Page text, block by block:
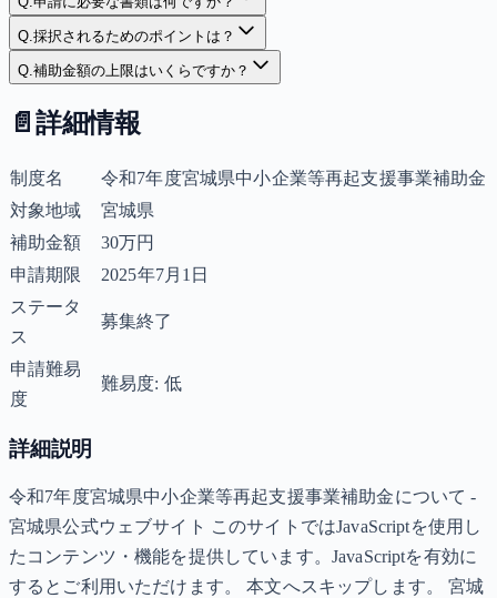
Q.採択されるためのポイントは？
Q.補助金額の上限はいくらですか？
📄 詳細情報
制度名
令和7年度宮城県中小企業等再起支援事業補助金
対象地域
宮城県
補助金額
30万円
申請期限
2025年7月1日
ステータ
ス
募集終了
申請難易
度
難易度: 低
詳細説明
令和7年度宮城県中小企業等再起支援事業補助金について -
宮城県公式ウェブサイト このサイトではJavaScriptを使用し
たコンテンツ・機能を提供しています。JavaScriptを有効に
するとご利用いただけます。 本文へスキップします。 宮城